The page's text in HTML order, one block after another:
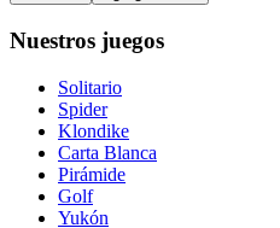
Nuestros juegos
Solitario
Spider
Klondike
Carta Blanca
Pirámide
Golf
Yukón